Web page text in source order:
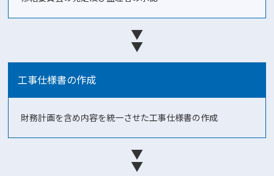
▼
▼
工事仕様書の作成
財務計画を含め内容を統一させた工事仕様書の作成
▼
▼